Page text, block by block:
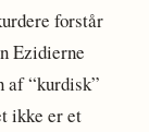
forstår
Ezidierne
af “kurdisk”
ikke er et